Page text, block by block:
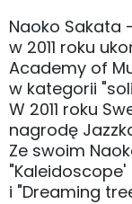
Naoko Sakata
w 2011 roku
Academy of
w kategorii
W 2011 roku
nagrodę
Ze swoim
"Kaleidoscope'
i "Dreaming